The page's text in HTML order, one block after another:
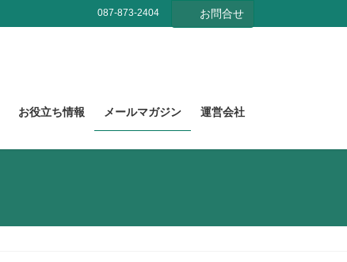
087-873-2404 お問合せ
お役立ち情報 メールマガジン 運営会社